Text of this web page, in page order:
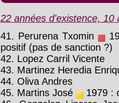
22 années d'existence,
41. Perurena Txomin
positif (pas de sanction ?)
42. Lopez Carril Vicente
43. Martinez Heredia
44. Oliva Andres
45. Martins José
1979 :